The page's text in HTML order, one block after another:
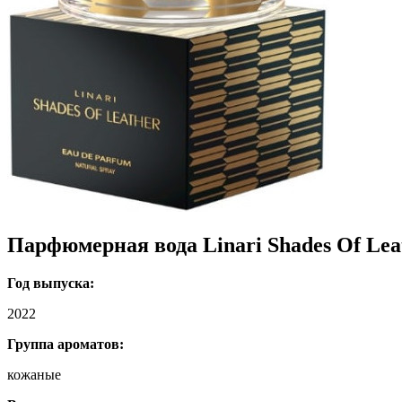
Парфюмерная вода Linari Shades Of
Год выпуска:
2022
Группа ароматов:
кожаные